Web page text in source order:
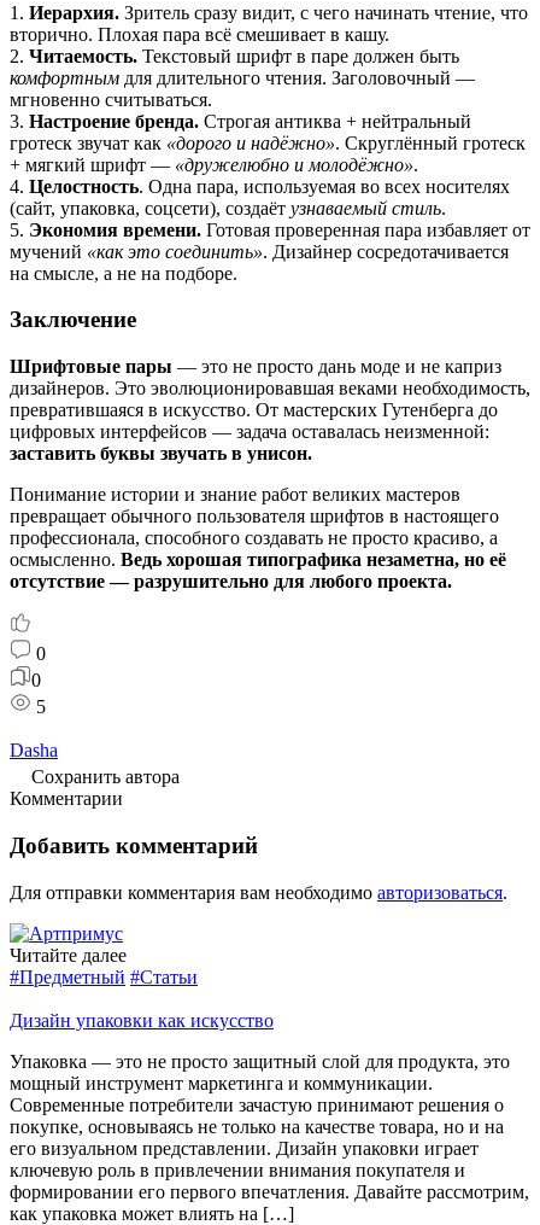
1. Иерархия. Зритель сразу видит, с чего начинать чтение, что
вторично. Плохая пара всё смешивает в кашу.
2. Читаемость. Текстовый шрифт в паре должен быть
комфортным для длительного чтения. Заголовочный —
мгновенно считываться.
3. Настроение бренда. Строгая антиква + нейтральный
гротеск звучат как «дорого и надёжно». Скруглённый гротеск
+ мягкий шрифт — «дружелюбно и молодёжно».
4. Целостность. Одна пара, используемая во всех носителях
(сайт, упаковка, соцсети), создаёт узнаваемый стиль.
5. Экономия времени. Готовая проверенная пара избавляет от
мучений «как это соединить». Дизайнер сосредотачивается
на смысле, а не на подборе.
Заключение
Шрифтовые пары — это не просто дань моде и не каприз
дизайнеров. Это эволюционировавшая веками необходимость,
превратившаяся в искусство. От мастерских Гутенберга до
цифровых интерфейсов — задача оставалась неизменной:
заставить буквы звучать в унисон.
Понимание истории и знание работ великих мастеров
превращает обычного пользователя шрифтов в настоящего
профессионала, способного создавать не просто красиво, а
осмысленно. Ведь хорошая типографика незаметна, но её
отсутствие — разрушительно для любого проекта.
0
0
5
Dasha
Сохранить автора
Комментарии
Добавить комментарий
Для отправки комментария вам необходимо авторизоваться.
Читайте далее
#Предметный #Статьи
Дизайн упаковки как искусство
Упаковка — это не просто защитный слой для продукта, это
мощный инструмент маркетинга и коммуникации.
Современные потребители зачастую принимают решения о
покупке, основываясь не только на качестве товара, но и на
его визуальном представлении. Дизайн упаковки играет
ключевую роль в привлечении внимания покупателя и
формировании его первого впечатления. Давайте рассмотрим,
как упаковка может влиять на […]